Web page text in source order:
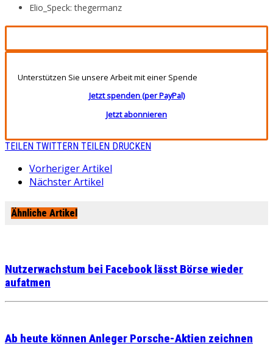
Elio_Speck: thegermanz
Unterstützen Sie unsere Arbeit mit einer Spende
Jetzt spenden (per PayPal)
Jetzt abonnieren
TEILEN TWITTERN TEILEN DRUCKEN
Vorheriger Artikel
Nächster Artikel
Ähnliche Artikel
Nutzerwachstum bei Facebook lässt Börse wieder
aufatmen
Ab heute können Anleger Porsche-Aktien zeichnen